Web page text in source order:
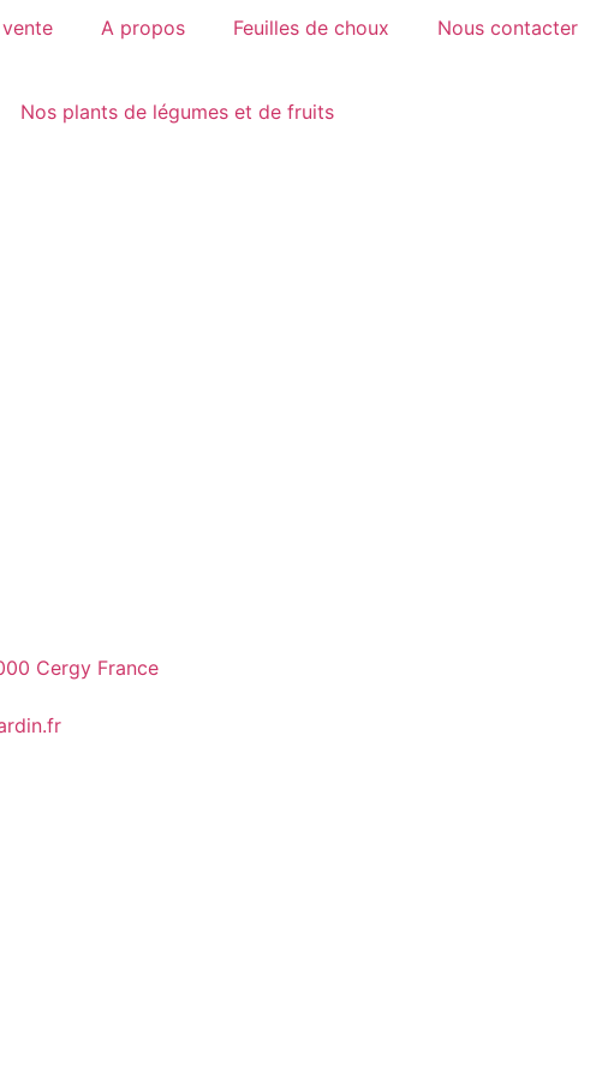
A propos Feuilles de choux Nous contacter
Nos plants de légumes et de fruits
Cergy France